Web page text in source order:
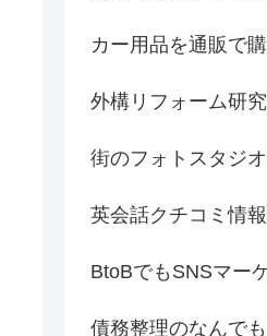
カー用品を通販で
外構リフォーム研
街のフォトスタジ
英会話クチコミ情報
BtoBでもSNSマー
債務整理のなんで